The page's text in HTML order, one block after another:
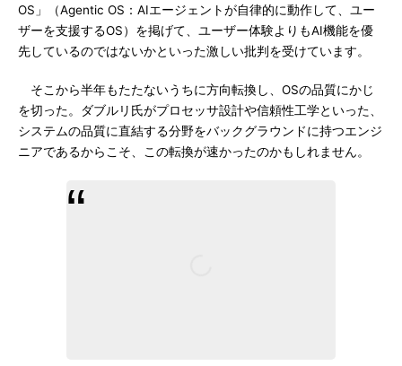
OS」（Agentic OS：AIエージェントが自律的に動作して、ユー
ザーを支援するOS）を掲げて、ユーザー体験よりもAI機能を優
先しているのではないかといった激しい批判を受けています。
そこから半年もたたないうちに方向転換し、OSの品質にかじ
を切った。ダブルリ氏がプロセッサ設計や信頼性工学といった、
システムの品質に直結する分野をバックグラウンドに持つエンジ
ニアであるからこそ、この転換が速かったのかもしれません。